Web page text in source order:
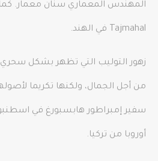
المهندس المعماري سنان معمار.
Tajmahal في الهند.
زهور التوليب التي تظهر بشكل
سفير إمبراطور هابسبورغ في
أوروبا من تركيا.